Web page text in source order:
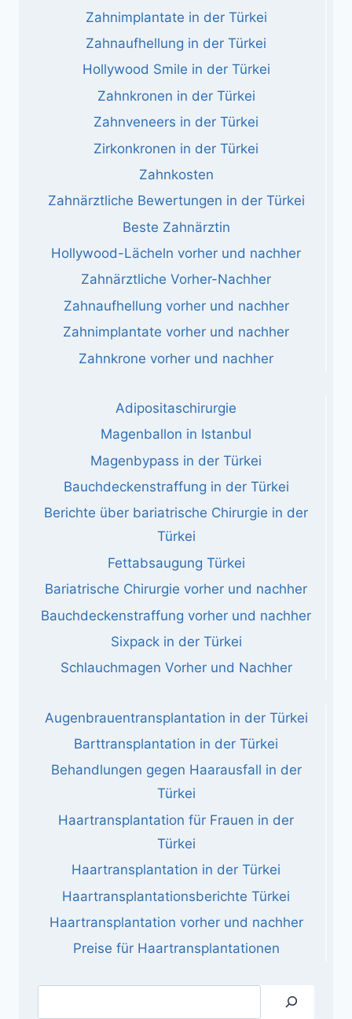
Zahnimplantate in der Türkei
Zahnaufhellung in der Türkei
Hollywood Smile in der Türkei
Zahnkronen in der Türkei
Zahnveneers in der Türkei
Zirkonkronen in der Türkei
Zahnkosten
Zahnärztliche Bewertungen in der Türkei
Beste Zahnärztin
Hollywood-Lächeln vorher und nachher
Zahnärztliche Vorher-Nachher
Zahnaufhellung vorher und nachher
Zahnimplantate vorher und nachher
Zahnkrone vorher und nachher
Adipositaschirurgie
Magenballon in Istanbul
Magenbypass in der Türkei
Bauchdeckenstraffung in der Türkei
Berichte über bariatrische Chirurgie in der
Türkei
Fettabsaugung Türkei
Bariatrische Chirurgie vorher und nachher
Bauchdeckenstraffung vorher und nachher
Sixpack in der Türkei
Schlauchmagen Vorher und Nachher
Augenbrauentransplantation in der Türkei
Barttransplantation in der Türkei
Behandlungen gegen Haarausfall in der
Türkei
Haartransplantation für Frauen in der
Türkei
Haartransplantation in der Türkei
Haartransplantationsberichte Türkei
Haartransplantation vorher und nachher
Preise für Haartransplantationen